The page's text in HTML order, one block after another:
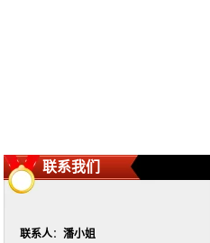
联系我们
联系人： 潘小姐